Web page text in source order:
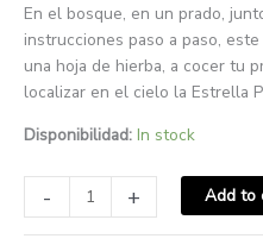
En el bosque, en un prado,
instrucciones paso a paso,
una hoja de hierba, a cocer tu
localizar en el cielo la Estrella
Disponibilidad: In stock
- + Add to